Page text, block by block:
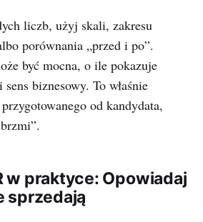
liczb, użyj skali, zakresu
porównania „przed i po”.
być mocna, o ile pokazuje
biznesowy. To właśnie
od kandydata,
w praktyce: Opowiadaj
sprzedają